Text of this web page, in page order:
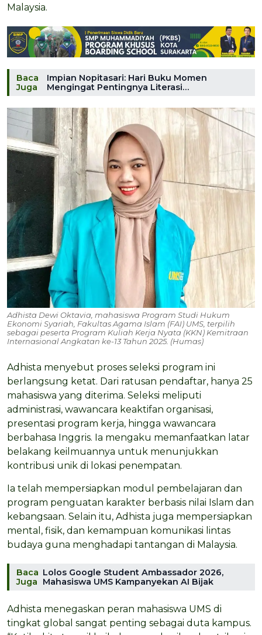
Malaysia.
Baca
Juga
Impian Nopitasari: Hari Buku Momen
Mengingat Pentingnya Literasi…
Adhista Dewi Oktavia, mahasiswa Program Studi Hukum
Ekonomi Syariah, Fakultas Agama Islam (FAI) UMS, terpilih
sebagai peserta Program Kuliah Kerja Nyata (KKN) Kemitraan
Internasional Angkatan ke-13 Tahun 2025. (Humas)
Adhista menyebut proses seleksi program ini
berlangsung ketat. Dari ratusan pendaftar, hanya 25
mahasiswa yang diterima. Seleksi meliputi
administrasi, wawancara keaktifan organisasi,
presentasi program kerja, hingga wawancara
berbahasa Inggris. Ia mengaku memanfaatkan latar
belakang keilmuannya untuk menunjukkan
kontribusi unik di lokasi penempatan.
Ia telah mempersiapkan modul pembelajaran dan
program penguatan karakter berbasis nilai Islam dan
kebangsaan. Selain itu, Adhista juga mempersiapkan
mental, fisik, dan kemampuan komunikasi lintas
budaya guna menghadapi tantangan di Malaysia.
Baca
Juga
Lolos Google Student Ambassador 2026,
Mahasiswa UMS Kampanyekan AI Bijak
Adhista menegaskan peran mahasiswa UMS di
tingkat global sangat penting sebagai duta kampus.